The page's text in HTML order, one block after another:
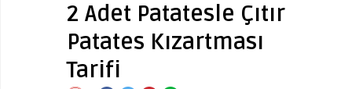
2 Adet Patatesle Çıtır
Patates Kızartması
Tarifi